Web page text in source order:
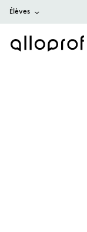
Élèves